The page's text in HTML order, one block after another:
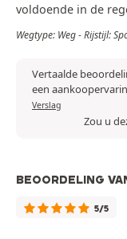
voldoende in de
Wegtype: Weg - Rijstijl:
Vertaalde
een
Verslag
Zou u
BEOORDELING
5/5